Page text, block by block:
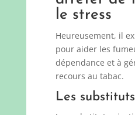
le stress
Heureusement, il
pour aider les
dépendance et à
recours au tabac.
Les